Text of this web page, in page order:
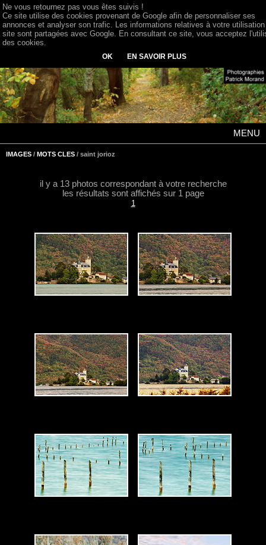
MENU
IMAGES / MOTS CLES / saint jorioz
il y a 13 photos correspondant à votre recherche
les résultats sont affichés sur 1 page
1
Ne vous retournez pas vous êtes suivis !
Ce site utilise des cookies provenant de Google afin de personnaliser ses
annonces et analyser son trafic. Les informations relatives à votre
site sont partagées avec Google. En consultant ce site, vous acceptez
des cookies.
OK EN SAVOIR PLUS